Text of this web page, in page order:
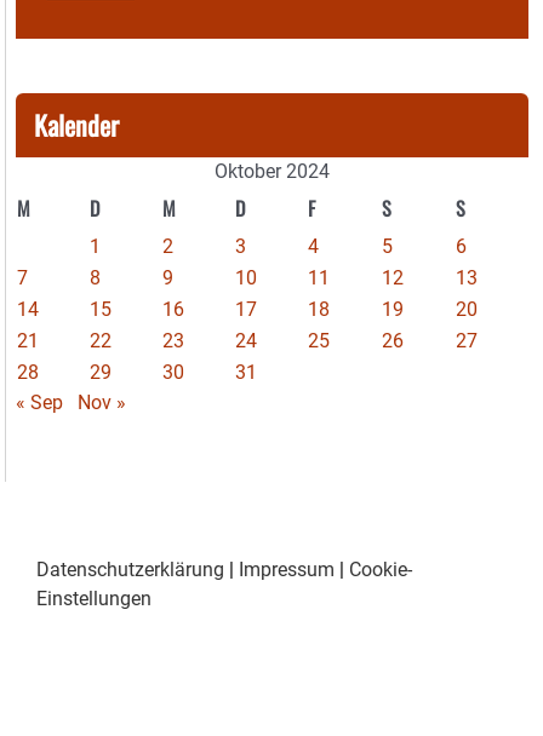
Kalender
Oktober 2024
M D M D F S S
1 2 3 4 5
6
7
8 9 10 11 12
13
14
15 16 17 18 19
20
21
22 23 24 25 26
27
28
29 30
31
« Sep
Nov »
Datenschutzerklärung Impressum
Cookie-
Einstellungen